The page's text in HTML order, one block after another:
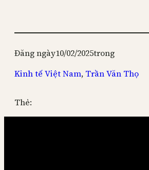
Đăng ngày10/02/2025trong
Kinh tế Việt Nam, Trần Văn Thọ
Thẻ: